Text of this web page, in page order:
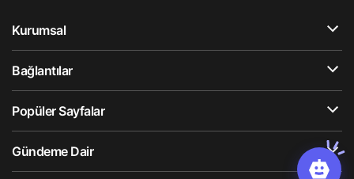
Kurumsal
Bağlantılar
Popüler Sayfalar
Gündeme Dair